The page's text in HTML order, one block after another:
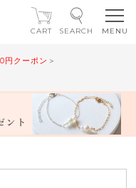
円クーポン ＞
CART SEARCH